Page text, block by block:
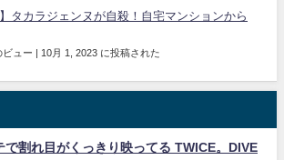
】タカラジェンヌが自殺！自宅マンションから
ビュー | 10月 1, 2023 に投稿された
で割れ目がくっきり映ってる TWICE。DIVE